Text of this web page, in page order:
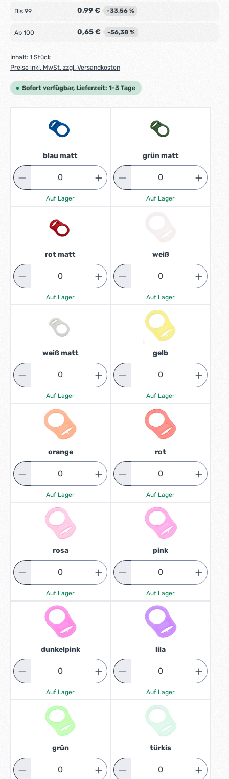
Bis 99 0,99 € -33,56 %
Ab 100 0,65 € -56,38 %
Inhalt: 1 Stück
Preise inkl. MwSt. zzgl. Versandkosten
Sofort verfügbar, Lieferzeit: 1-3 Tage
blau matt
Auf Lager
grün matt
Auf Lager
rot matt
Auf Lager
weiß
Auf Lager
weiß matt
Auf Lager
gelb
Auf Lager
orange
Auf Lager
rot
Auf Lager
rosa
Auf Lager
pink
Auf Lager
dunkelpink
Auf Lager
lila
Auf Lager
grün türkis